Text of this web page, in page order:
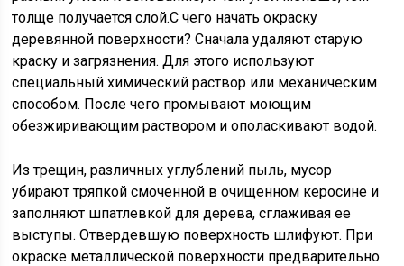
толще получается слой.С чего начать окраску
деревянной поверхности? Сначала удаляют старую
краску и загрязнения. Для этого используют
специальный химический раствор или механическим
способом. После чего промывают моющим
обезжиривающим раствором и ополаскивают водой.
Из трещин, различных углублений пыль, мусор
убирают тряпкой смоченной в очищенном керосине и
заполняют шпатлевкой для дерева, сглаживая ее
выступы. Отвердевшую поверхность шлифуют. При
окраске металлической поверхности предварительно